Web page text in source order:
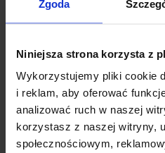
Zgoda
Niniejsza strona korzysta z
Wykorzystujemy pliki cookie
i reklam, aby oferować
analizować ruch w naszej
korzystasz z naszej witryny,
społecznościowym,
Hortensja Bukietowa
'Skyfall’®
25,00zł